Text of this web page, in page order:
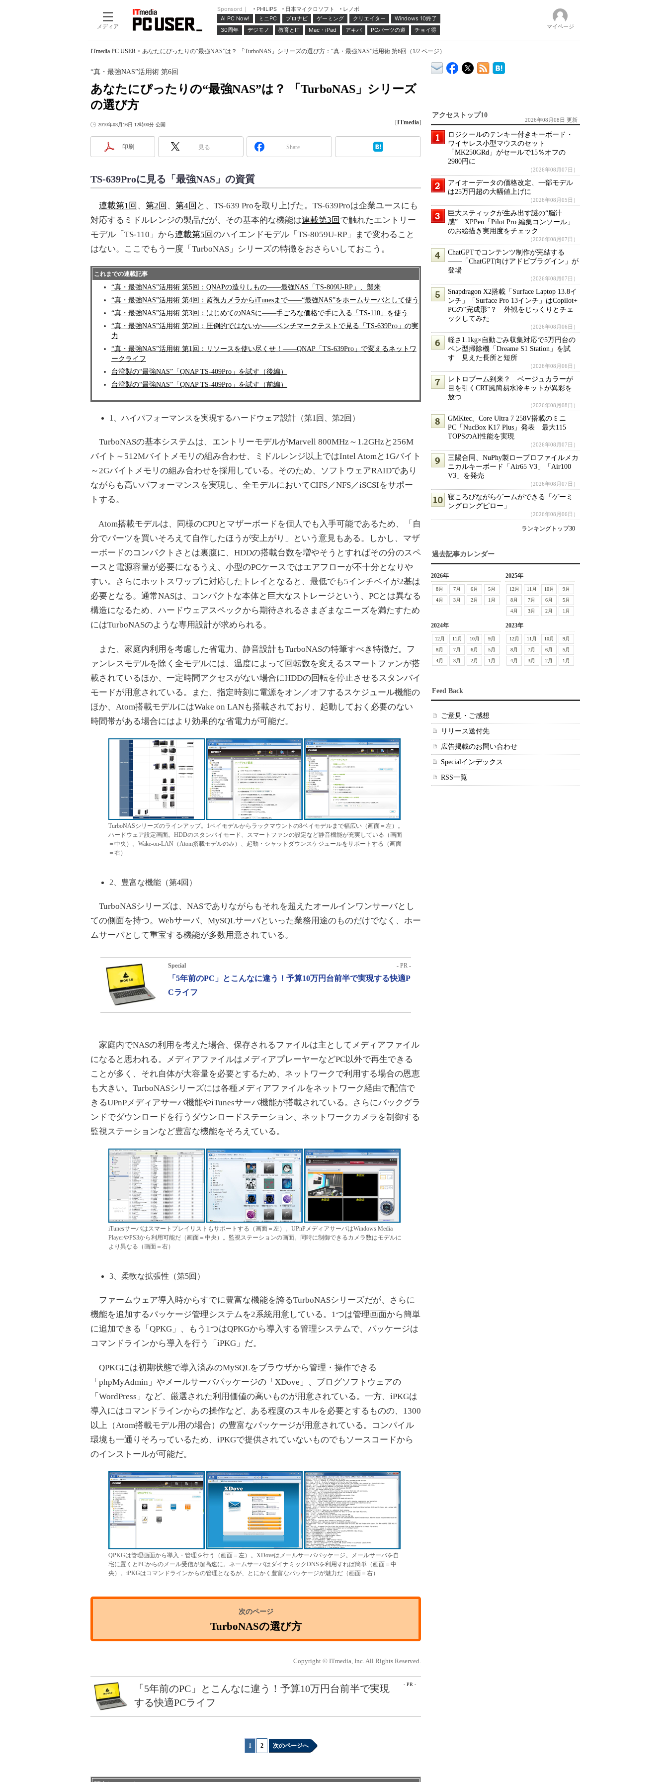
メディア
Sponsord｜ PHILIPS 日本マイクロソフト
レノボ
AI PC Now!
ミニPC プロナビ ゲーミング クリエイター
Windows 10終了
30周年
デジモノ 教育とIT Mac・iPad アキバ PCパーツの道 チョイ得 マイページ
ITmedia PC USER > あなたにぴったりの“最強NAS”は？ 「TurboNAS」シリーズの選び方：“真・最強NAS”活用術 第6回（1/2 ページ）
あなたにぴったりの“最強NAS”は？ 「TurboNAS」シリーズ
の選び方
“真・最強NAS”活用術 第6回
2010年03月16日 12時00分 公開 [ITmedia]
印刷 見る Share
TS-639Proに見る「最強NAS」の資質
連載第1回 、 第2回 、 第4回 と、TS-639 Proを取り上げた。TS-639Proは企業ユースにも
対応するミドルレンジの製品だが、その基本的な機能は連載第3回 で触れたエントリー
モデル「TS-110」から連載第5回のハイエンドモデル「TS-8059U-RP」まで変わること
はない。ここでもう一度「TurboNAS」シリーズの特徴をおさらいしておこう。
これまでの連載記事
“真・最強NAS”活用術 第5回：QNAPの造りしもの――最強NAS「TS-809U-RP」、襲来
“真・最強NAS”活用術 第4回：監視カメラからiTunesまで――“最強NAS”をホームサーバとして使う
“真・最強NAS”活用術 第3回：はじめてのNASに――手ごろな価格で手に入る「TS-110」を使う
“真・最強NAS”活用術 第2回：圧倒的ではないか――ベンチマークテストで見る「TS-639Pro」の実
力
“真・最強NAS”活用術 第1回：リソースを使い尽くせ！――QNAP「TS-639Pro」で変えるネットワ
ークライフ
台湾製の“最強NAS”「QNAP TS-409Pro」を試す（後編）
台湾製の“最強NAS”「QNAP TS-409Pro」を試す（前編）
1、ハイパフォーマンスを実現するハードウェア設計（第1回、第2回）
TurboNASの基本システムは、エントリーモデルがMarvell 800MHz～1.2GHzと256M
バイト～512Mバイトメモリの組み合わせ、ミドルレンジ以上ではIntel Atomと1Gバイト
～2Gバイトメモリの組み合わせを採用している。そのため、ソフトウェアRAIDであり
ながらも高いパフォーマンスを実現し、全モデルにおいてCIFS／NFS／iSCSIをサポー
トする。
Atom搭載モデルは、同様のCPUとマザーボードを個人でも入手可能であるため、「自
分でパーツを買いそろえて自作したほうが安上がり」という意見もある。しかし、マザ
ーボードのコンパクトさとは裏腹に、HDDの搭載台数を増やそうとすればその分のスペ
ースと電源容量が必要になるうえ、小型のPCケースではエアフローが不十分となりや
すい。さらにホットスワップに対応したトレイとなると、最低でも5インチベイが2基は
必要となる。通常NASは、コンパクトな本体と巨大なストレージという、PCとは異なる
構造になるため、ハードウェアスペックから期待されるさまざまなニーズを満たすため
にはTurboNASのような専用設計が求められる。
また、家庭内利用を考慮した省電力、静音設計もTurboNASの特筆すべき特徴だ。フ
ァンレスモデルを除く全モデルには、温度によって回転数を変えるスマートファンが搭
載されているほか、一定時間アクセスがない場合にHDDの回転を停止させるスタンバイ
モードが用意されている。また、指定時刻に電源をオン／オフするスケジュール機能の
ほか、Atom搭載モデルにはWake on LANも搭載されており、起動しておく必要のない
時間帯がある場合にはより効果的な省電力が可能だ。
TurboNASシリーズのラインアップ。1ベイモデルからラックマウントの8ベイモデルまで幅広い（画面＝左）。
ハードウェア設定画面。HDDのスタンバイモード、スマートファンの設定など静音機能が充実している（画面
＝中央）。Wake-on-LAN（Atom搭載モデルのみ）、起動・シャットダウンスケジュールをサポートする（画面
＝右）
2、豊富な機能（第4回）
TurboNASシリーズは、NASでありながらもそれを超えたオールインワンサーバとし
ての側面を持つ。Webサーバ、MySQLサーバといった業務用途のものだけでなく、ホー
ムサーバとして重宝する機能が多数用意されている。
Special - PR -
「5年前のPC」とこんなに違う！予算10万円台前半で実現する快適P
Cライフ
家庭内でNASの利用を考えた場合、保存されるファイルは主としてメディアファイル
になると思われる。メディアファイルはメディアプレーヤーなどPC以外で再生できる
ことが多く、それ自体が大容量を必要とするため、ネットワークで利用する場合の恩恵
も大きい。TurboNASシリーズには各種メディアファイルをネットワーク経由で配信で
きるUPnPメディアサーバ機能やiTunesサーバ機能が搭載されている。さらにバックグラ
ンドでダウンロードを行うダウンロードステーション、ネットワークカメラを制御する
監視ステーションなど豊富な機能をそろえている。
iTunesサーバはスマートプレイリストもサポートする（画面＝左）。UPnPメディアサーバはWindows Media
PlayerやPS3から利用可能だ（画面＝中央）。監視ステーションの画面。同時に制御できるカメラ数はモデルに
より異なる（画面＝右）
3、柔軟な拡張性（第5回）
ファームウェア導入時からすでに豊富な機能を誇るTurboNASシリーズだが、さらに
機能を追加するパッケージ管理システムを2系統用意している。1つは管理画面から簡単
に追加できる「QPKG」、もう1つはQPKGから導入する管理システムで、パッケージは
コマンドラインから導入を行う「iPKG」だ。
QPKGには初期状態で導入済みのMySQLをブラウザから管理・操作できる
「phpMyAdmin」やメールサーバパッケージの「XDove」、ブログソフトウェアの
「WordPress」など、厳選された利用価値の高いものが用意されている。一方、iPKGは
導入にはコマンドラインからの操作など、ある程度のスキルを必要とするものの、1300
以上（Atom搭載モデル用の場合）の豊富なパッケージが用意されている。コンパイル
環境も一通りそろっているため、iPKGで提供されていないものでもソースコードから
のインストールが可能だ。
QPKGは管理画面から導入・管理を行う（画面＝左）。XDoveはメールサーバパッケージ。メールサーバを自
宅に置くとPCからのメール受信が超高速に。ネームサーバはダイナミックDNSを利用すれば簡単（画面＝中
央）。iPKGはコマンドラインからの管理となるが、とにかく豊富なパッケージが魅力だ（画面＝右）
TurboNASの選び方
Copyright © ITmedia, Inc. All Rights Reserved.
- PR -
「5年前のPC」とこんなに違う！予算10万円台前半で実現
する快適PCライフ
1 2 次のページへ
アクセストップ10
2026年08月08日 更新
ロジクールのテンキー付きキーボード・
ワイヤレス小型マウスのセット
「MK250GRd」がセールで15％オフの
2980円に
（2026年08月07日）
アイオーデータの価格改定、一部モデル
は25万円超の大幅値上げに
（2026年08月05日）
巨大スティックが生み出す謎の“脳汁
感” XPPen「Pilot Pro 編集コンソール」
のお絵描き実用度をチェック
（2026年08月07日）
ChatGPTでコンテンツ制作が完結する
――「ChatGPT向けアドビプラグイン」が
登場
（2026年08月07日）
Snapdragon X2搭載「Surface Laptop 13.8イ
ンチ」「Surface Pro 13インチ」はCopilot+
PCの“完成形”？ 外観をじっくりとチェ
ックしてみた
（2026年08月06日）
軽さ1.1kg×自動ごみ収集対応で5万円台の
ペン型掃除機「Dreame S1 Station」を試
す 見えた長所と短所
（2026年08月06日）
レトロブーム到来？ ベージュカラーが
目を引くCRT風簡易水冷キットが異彩を
放つ
（2026年08月08日）
GMKtec、Core Ultra 7 258V搭載のミニ
PC「NucBox K17 Plus」発表 最大115
TOPSのAI性能を実現
（2026年08月07日）
三陽合同、NuPhy製ロープロファイルメカ
ニカルキーボード「Air65 V3」「Air100
V3」を発売
（2026年08月07日）
寝ころびながらゲームができる「ゲーミ
ングロングピロー」
（2026年08月06日）
ランキングトップ30
過去記事カレンダー
2026年
8月 7月 6月
5月
4月
3月 2月 1月
2025年
12月 11月 10月
9月
8月
7月 6月
5月
4月
3月 2月 1月
2024年
12月 11月 10月
9月
8月
7月 6月
5月
4月
3月 2月 1月
2023年
12月 11月 10月
9月
8月
7月 6月
5月
4月
3月 2月 1月
Feed Back
ご意見・ご感想
リリース送付先
広告掲載のお問い合わせ
Specialインデックス
RSS一覧